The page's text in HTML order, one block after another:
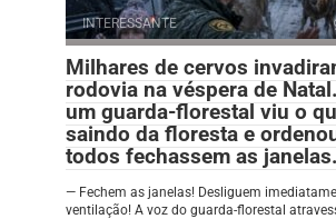
INTERESSANTE
Milhares de cervos
rodovia na véspera de
um guarda-florestal viu o
saindo da floresta e
todos fechassem as
— Fechem as janelas! Desliguem
ventilação! A voz do guarda-florestal